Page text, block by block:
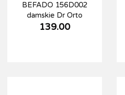
BEFADO 156D002
damskie Dr Orto
139.00